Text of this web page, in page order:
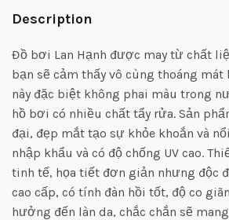
Description
Đồ bơi Lan Hạnh được may từ chất
bạn sẽ cảm thấy vô cùng thoáng mát
này đặc biệt không phai màu trong
hồ bơi có nhiều chất tẩy rửa. Sản
đại, đẹp mắt tạo sự khỏe khoắn và
nhập khẩu và có độ chống UV cao.
tinh tế, họa tiết đơn giản nhưng độc
cao cấp, có tính đàn hồi tốt, độ co
hưởng đến làn da, chắc chắn sẽ